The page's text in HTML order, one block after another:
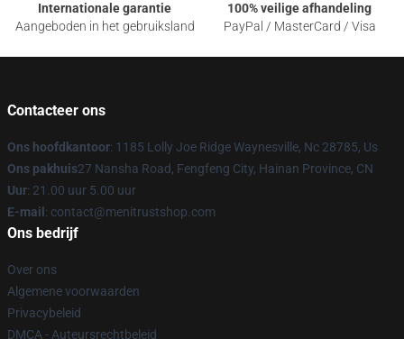
Internationale garantie
Aangeboden in het gebruiksland
100% veilige afhandeling
PayPal / MasterCard / Visa
Contacteer ons
Ons hoofdkantoor: 1185 Lolly Joe Ridge Waynesville, Nc 28785, Us
Ons pakhuis27 Nansha Road, Fengfeng City, Hainan Province, CN
Uur: 21.00 uur 5.00 uur
E-mail : contact@menitrustshop.com
Ons bedrijf
Over ons
Algemene voorwaarden
Privacybeleid
DMCA - Auteursrechtbeleid